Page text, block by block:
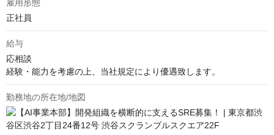
雇用形態
正社員
給与
応相談
経験・能力を考慮の上、当社規定により優遇致します。
勤務地の所在地/地図